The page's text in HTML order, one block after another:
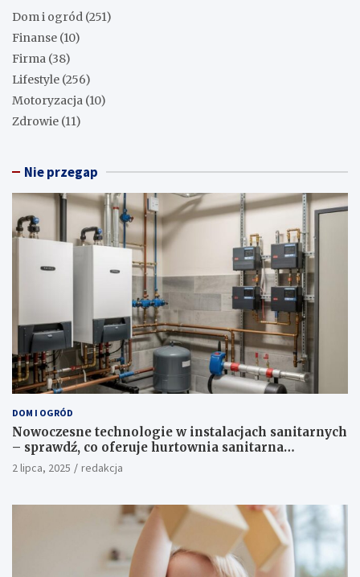
Dom i ogród (251)
Finanse (10)
Firma (38)
Lifestyle (256)
Motoryzacja (10)
Zdrowie (11)
Nie przegap
DOM I OGRÓD
Nowoczesne technologie w instalacjach sanitarnych
– sprawdź, co oferuje hurtownia sanitarna
Proterm.sklep.pl
2 lipca, 2025 redakcja